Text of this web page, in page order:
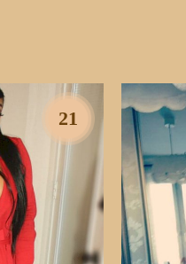
21